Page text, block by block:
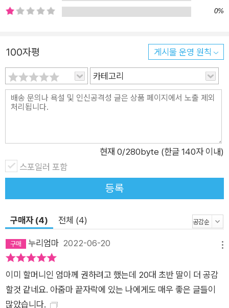
0%
100자평 게시물 운영 원칙
카테고리
현재 0/280byte (한글 140자 이내)
스포일러 포함
등록
구매자 (4) 전체 (4)
누리엄마 2022-06-20
이미 할머니인 엄마께 권하려고 했는데 20대 초반 딸이 더 공감
할것 같네요. 아줌마 끝자락에 있는 나에게도 매우 좋은 글들이
많았습니다.